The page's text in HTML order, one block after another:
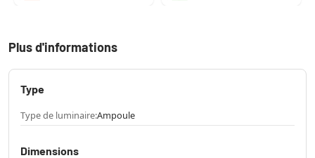
Plus d'informations
Type
Type de luminaire:Ampoule
Dimensions